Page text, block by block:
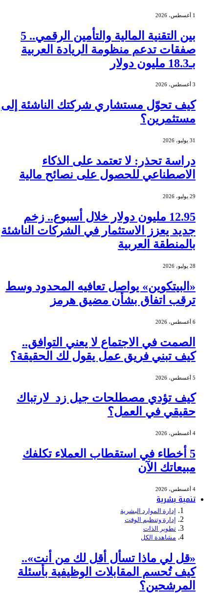
1 أغسطس، 2026
بين التقنية المالية والتأمين الرقمي.. 5
صفقات تدعم منظومة الريادة العربية
بـ18.3 مليون دولار
3 أغسطس، 2026
كيف تحوّل مستشاري شركتك الناشئة إلى
مستثمرين؟
31 يوليو، 2026
دراسة تحذر: لا تعتمد على الذكاء
الاصطناعي للحصول على نصائح مالية
29 يوليو، 2026
12.95 مليون دولار خلال أسبوع.. زخم
جديد يعزز الاستثمار في الشركات الناشئة
بالمنطقة العربية
28 يوليو، 2026
«البيتكوين» يواصل تعافيه المحدود وسط
ترقب اتفاق بشأن مضيق هرمز
6 أغسطس، 2026
الصمت في الاجتماع لا يعني التوافق..
كيف تبني فريق عمل يقول لك الحقيقة؟
5 أغسطس، 2026
كيف تؤدي مصطلحات جيل زد لارتباك
حقيقي في العمل؟
4 أغسطس، 2026
5 أخطاء في استقطاب العملاء تكلفك
مبيعاتك الآن
4 أغسطس، 2026
تنمية بشرية
إدارة الموارد البشرية
إدارة وتنظيم الوقت
تطوير الذات
مشاهدة الكل
«قل لي ماذا تسأل أقل لك من أنت»..
كيف تُحسم المقابلات الوظيفية بأسئلة
المرشحين؟